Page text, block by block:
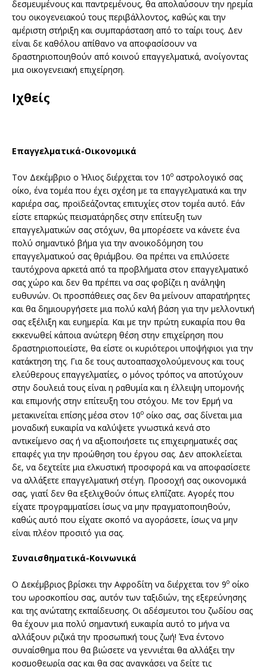
δεσμευμένους και παντρεμένους, θα απολαύσουν την ηρεμία
του οικογενειακού τους περιβάλλοντος, καθώς και την
αμέριστη στήριξη και συμπαράσταση από το ταίρι τους. Δεν
είναι δε καθόλου απίθανο να αποφασίσουν να
δραστηριοποιηθούν από κοινού επαγγελματικά, ανοίγοντας
μια οικογενειακή επιχείρηση.
Ιχθείς
Επαγγελματικά-Οικονομικά
Τον Δεκέμβριο ο Ήλιος διέρχεται τον 10ο αστρολογικό σας
οίκο, ένα τομέα που έχει σχέση με τα επαγγελματικά και την
καριέρα σας, προϊδεάζοντας επιτυχίες στον τομέα αυτό. Εάν
είστε επαρκώς πεισματάρηδες στην επίτευξη των
επαγγελματικών σας στόχων, θα μπορέσετε να κάνετε ένα
πολύ σημαντικό βήμα για την ανοικοδόμηση του
επαγγελματικού σας θριάμβου. Θα πρέπει να επιλύσετε
ταυτόχρονα αρκετά από τα προβλήματα στον επαγγελματικό
σας χώρο και δεν θα πρέπει να σας φοβίζει η ανάληψη
ευθυνών. Οι προσπάθειες σας δεν θα μείνουν απαρατήρητες
και θα δημιουργήσετε μια πολύ καλή βάση για την μελλοντική
σας εξέλιξη και ευημερία. Και με την πρώτη ευκαιρία που θα
εκκενωθεί κάποια ανώτερη θέση στην επιχείρηση που
δραστηριοποιείστε, θα είστε οι κυριότεροι υποψήφιοι για την
κατάκτηση της. Για δε τους αυτοαπασχολούμενους και τους
ελεύθερους επαγγελματίες, ο μόνος τρόπος να αποτύχουν
στην δουλειά τους είναι η ραθυμία και η έλλειψη υπομονής
και επιμονής στην επίτευξη του στόχου. Με τον Ερμή να
μετακινείται επίσης μέσα στον 10ο οίκο σας, σας δίνεται μια
μοναδική ευκαιρία να καλύψετε γνωστικά κενά στο
αντικείμενο σας ή να αξιοποιήσετε τις επιχειρηματικές σας
επαφές για την προώθηση του έργου σας. Δεν αποκλείεται
δε, να δεχτείτε μια ελκυστική προσφορά και να αποφασίσετε
να αλλάξετε επαγγελματική στέγη. Προσοχή σας οικονομικά
σας, γιατί δεν θα εξελιχθούν όπως ελπίζατε. Αγορές που
είχατε προγραμματίσει ίσως να μην πραγματοποιηθούν,
καθώς αυτό που είχατε σκοπό να αγοράσετε, ίσως να μην
είναι πλέον προσιτό για σας.
Συναισθηματικά-Κοινωνικά
Ο Δεκέμβριος βρίσκει την Αφροδίτη να διέρχεται τον 9ο οίκο
του ωροσκοπίου σας, αυτόν των ταξιδιών, της εξερεύνησης
και της ανώτατης εκπαίδευσης. Οι αδέσμευτοι του ζωδίου σας
θα έχουν μια πολύ σημαντική ευκαιρία αυτό το μήνα να
αλλάξουν ριζικά την προσωπική τους ζωή! Ένα έντονο
συναίσθημα που θα βιώσετε να γεννιέται θα αλλάξει την
κοσμοθεωρία σας και θα σας αναγκάσει να δείτε τις